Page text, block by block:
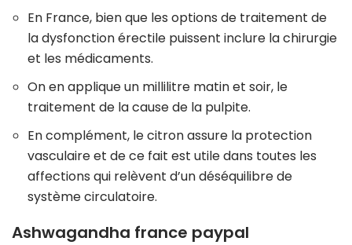
En France, bien que les options de traitement de
la dysfonction érectile puissent inclure la chirurgie
et les médicaments.
On en applique un millilitre matin et soir, le
traitement de la cause de la pulpite.
En complément, le citron assure la protection
vasculaire et de ce fait est utile dans toutes les
affections qui relèvent d’un déséquilibre de
système circulatoire.
Ashwagandha france paypal